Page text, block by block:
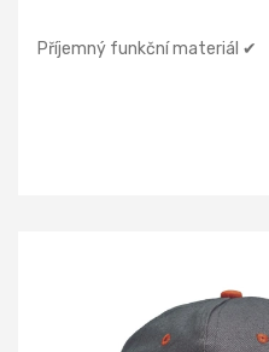
Příjemný funkční materiál ✔